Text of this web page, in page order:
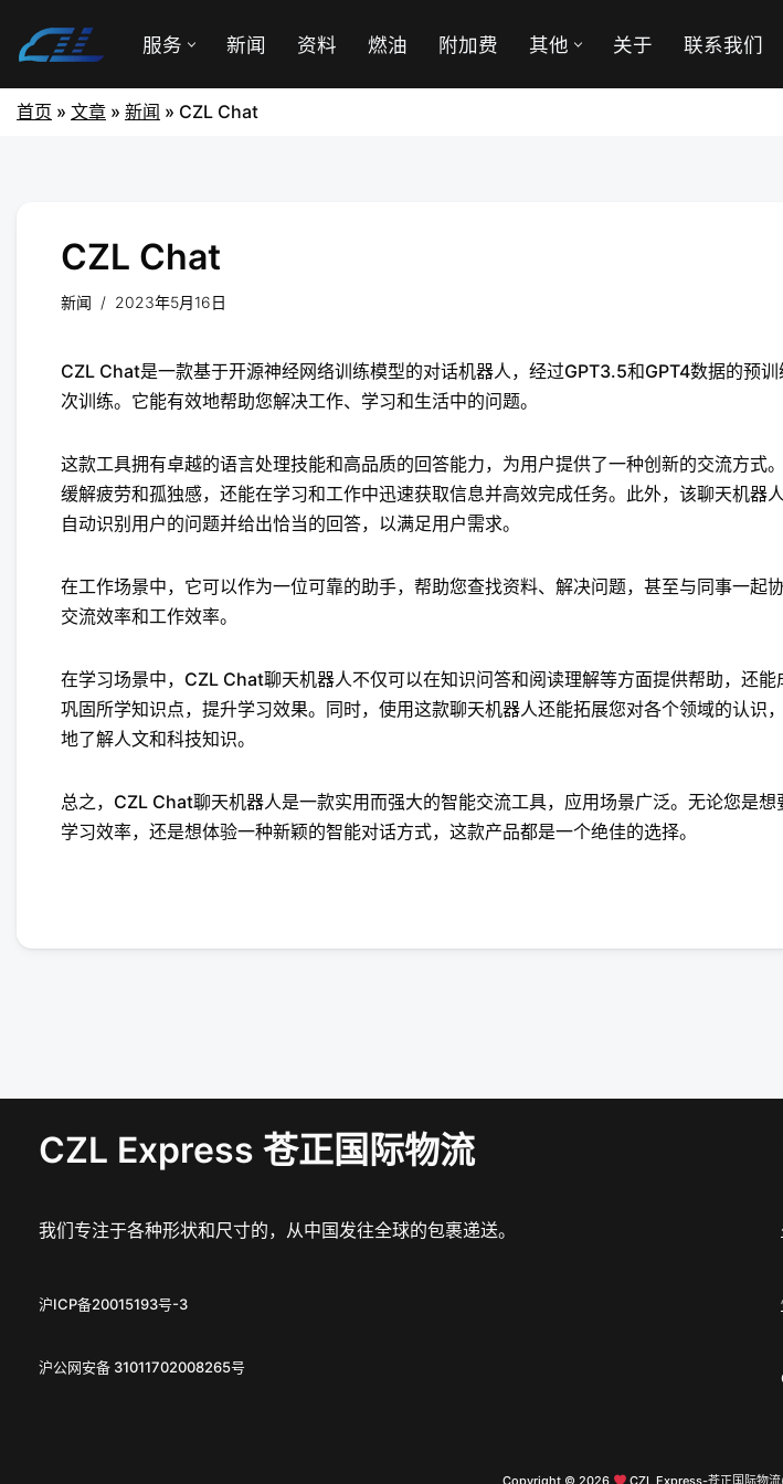
服务 新闻 资料 燃油 附加费 其他 关于 联系我们
首页 » 文章 » 新闻 » CZL Chat
CZL Chat
新闻 2023年5月16日
CZL Chat是一款基于开源神经网络训练模型的对话机器人，经过GPT3.5和GPT4数据的预
次训练。它能有效地帮助您解决工作、学习和生活中的问题。
这款工具拥有卓越的语言处理技能和高品质的回答能力，为用户提供了一种创新的交流方式
缓解疲劳和孤独感，还能在学习和工作中迅速获取信息并高效完成任务。此外，该聊天机器
自动识别用户的问题并给出恰当的回答，以满足用户需求。
在工作场景中，它可以作为一位可靠的助手，帮助您查找资料、解决问题，甚至与同事一起
交流效率和工作效率。
在学习场景中，CZL Chat聊天机器人不仅可以在知识问答和阅读理解等方面提供帮助，还能
巩固所学知识点，提升学习效果。同时，使用这款聊天机器人还能拓展您对各个领域的认识
地了解人文和科技知识。
总之，CZL Chat聊天机器人是一款实用而强大的智能交流工具，应用场景广泛。无论您是
学习效率，还是想体验一种新颖的智能对话方式，这款产品都是一个绝佳的选择。
CZL Express 苍正国际物流
我们专注于各种形状和尺寸的，从中国发往全球的包裹递送。
沪ICP备20015193号-3
沪公网安备 31011702008265号
Copyright © 2026 CZL Express-苍正国际物